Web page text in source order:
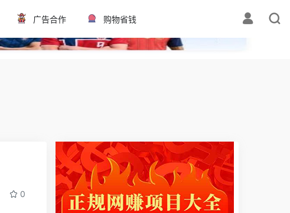
✕
广告合作 购物省钱
0